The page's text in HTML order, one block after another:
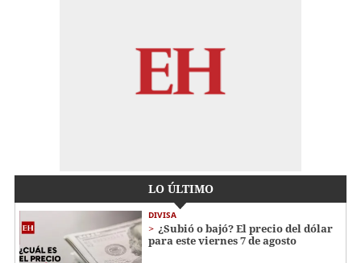
LO ÚLTIMO
DIVISA
¿Subió o bajó? El precio del dólar
para este viernes 7 de agosto